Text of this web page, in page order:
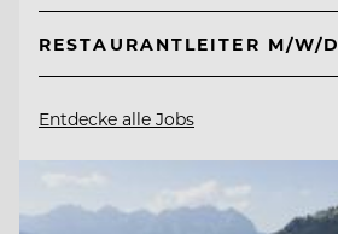
RESTAURANTLEITER M/W/D
Entdecke alle Jobs